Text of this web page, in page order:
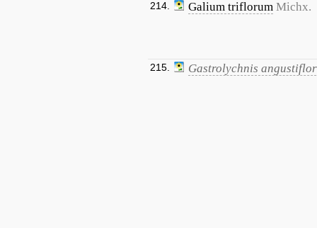
214. Galium triflorum Michx.
215. Gastrolychnis